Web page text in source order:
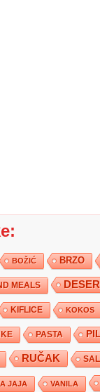
BOŽIĆ BRZO
MEALS
KIFLICE KOKOS
PASTA
RUČAK
JAJA VANILA